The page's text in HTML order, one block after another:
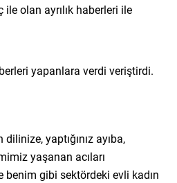
olan ayrılık haberleri ile
yapanlara verdi veriştirdi.
yaptığınız ayıba,
yaşanan acıları
benim gibi sektördeki evli kadın